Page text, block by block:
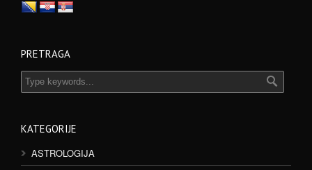
PRETRAGA
KATEGORIJE
ASTROLOGIJA